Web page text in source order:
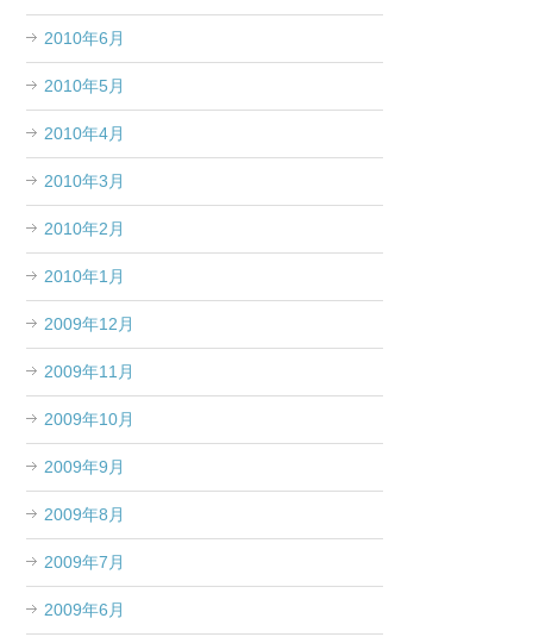
2010年6月
2010年5月
2010年4月
2010年3月
2010年2月
2010年1月
2009年12月
2009年11月
2009年10月
2009年9月
2009年8月
2009年7月
2009年6月